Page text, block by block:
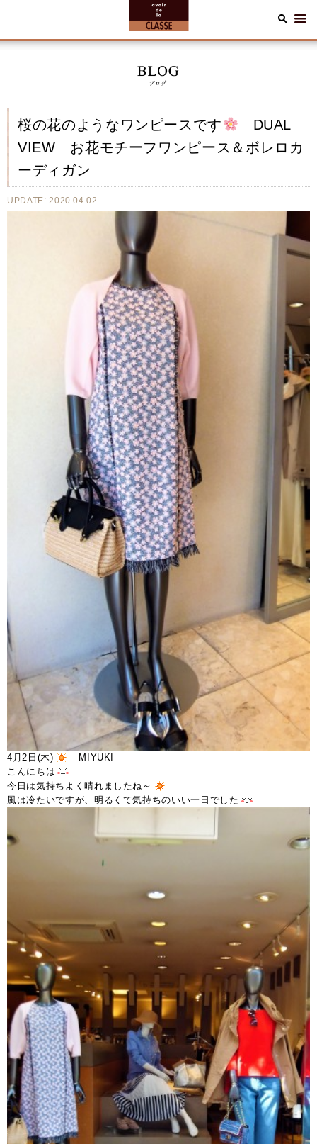
桜の花のようなワンピースです
DUAL
VIEW お花モチーフワンピース＆ボレロカ
ーディガン
UPDATE: 2020.04.02
4月2日(木)
MIYUKI
こんにちは
今日は気持ちよく晴れましたね～
風は冷たいですが、明るくて気持ちのいい一日でした